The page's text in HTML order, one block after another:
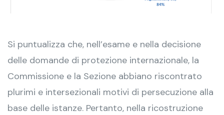
Si puntualizza che, nell’esame e nella decisione
delle domande di protezione internazionale, la
Commissione e la Sezione abbiano riscontrato
plurimi e intersezionali motivi di persecuzione alla
base delle istanze. Pertanto, nella ricostruzione